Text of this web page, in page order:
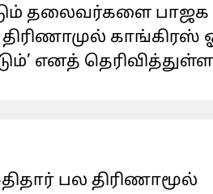
தலைவர்களை
திரிணாமுல் காங்கிரஸ்
எனத்
பல திரிணாமூல்